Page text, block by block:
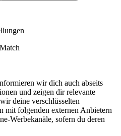
wir dich auch abseits
und zeigen dir relevante
deine verschlüsselten
mit folgenden externen Anbietern
Werbekanäle, sofern du deren